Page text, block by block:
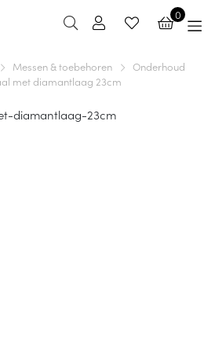
0
Messen & toebehoren
Onderhoud
met diamantlaag 23cm